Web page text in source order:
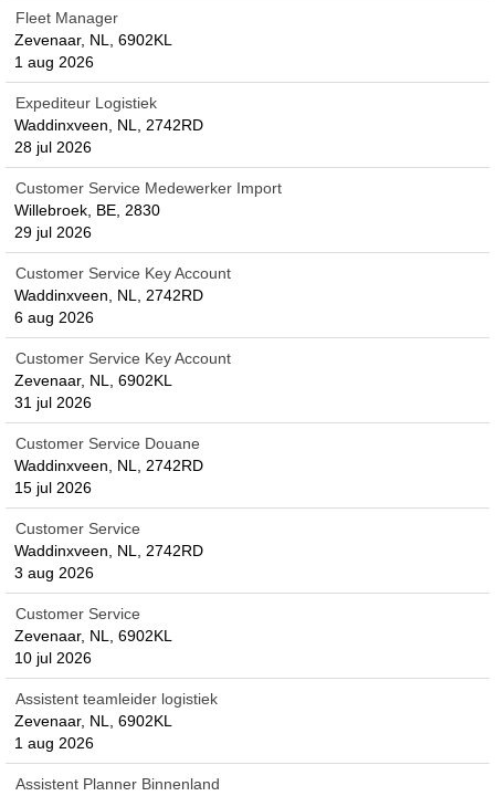
Fleet Manager
Zevenaar, NL, 6902KL
1 aug 2026
Expediteur Logistiek
Waddinxveen, NL, 2742RD
28 jul 2026
Customer Service Medewerker Import
Willebroek, BE, 2830
29 jul 2026
Customer Service Key Account
Waddinxveen, NL, 2742RD
6 aug 2026
Customer Service Key Account
Zevenaar, NL, 6902KL
31 jul 2026
Customer Service Douane
Waddinxveen, NL, 2742RD
15 jul 2026
Customer Service
Waddinxveen, NL, 2742RD
3 aug 2026
Customer Service
Zevenaar, NL, 6902KL
10 jul 2026
Assistent teamleider logistiek
Zevenaar, NL, 6902KL
1 aug 2026
Assistent Planner Binnenland